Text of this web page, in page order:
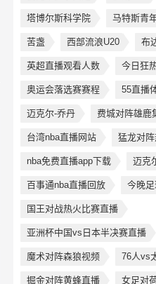
塔博尔斯科学院 马特斯青
苦盏 西部流浪U20 布
英超直播观看人数 今日狂
奥运会落选赛赛程 55直播
迈克尔-乔丹 费城对阵雄鹿
台湾nba直播网站 猛龙对
nba免费直播app下载 迈克
百事通nba直播回放 今晚
国王对战热火比赛直播
亚洲杯中国vs日本半决赛直播
魔术对阵森狼视频 76人vs
掘金对阵黄蜂直播 女足对